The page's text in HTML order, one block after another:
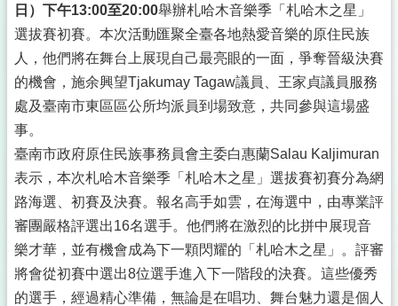
日）下午13:00至20:00舉辦札哈木音樂季「札哈木之星」
選拔賽初賽。本次活動匯聚全臺各地熱愛音樂的原住民族
人，他們將在舞台上展現自己最亮眼的一面，爭奪晉級決賽
的機會，施余興望Tjakumay Tagaw議員、王家貞議員服務
處及臺南市東區區公所均派員到場致意，共同參與這場盛
事。
臺南市政府原住民族事務員會主委白惠蘭Salau Kaljimuran
表示，本次札哈木音樂季「札哈木之星」選拔賽初賽分為網
路海選、初賽及決賽。報名高手如雲，在海選中，由專業評
審團嚴格評選出16名選手。他們將在激烈的比拼中展現音
樂才華，並有機會成為下一顆閃耀的「札哈木之星」。評審
將會從初賽中選出8位選手進入下一階段的決賽。這些優秀
的選手，經過精心準備，無論是在唱功、舞台魅力還是個人